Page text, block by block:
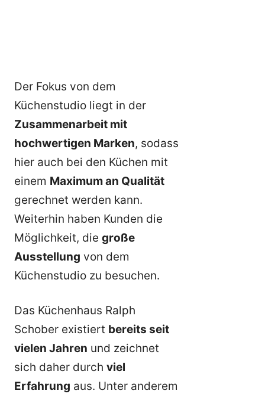
Der Fokus von dem
Küchenstudio liegt in der
Zusammenarbeit mit
hochwertigen Marken, sodass
hier auch bei den Küchen mit
einem Maximum an Qualität
gerechnet werden kann.
Weiterhin haben Kunden die
Möglichkeit, die große
Ausstellung von dem
Küchenstudio zu besuchen.
Das Küchenhaus Ralph
Schober existiert bereits seit
vielen Jahren und zeichnet
sich daher durch viel
Erfahrung aus. Unter anderem